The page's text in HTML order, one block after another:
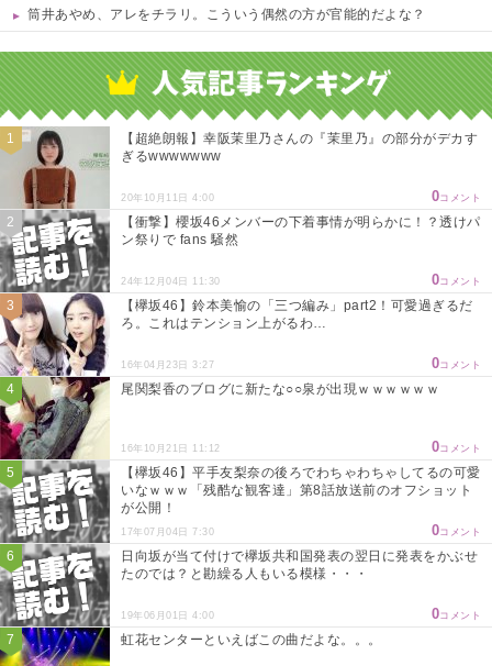
筒井あやめ、アレをチラリ。こういう偶然の方が官能的だよな？
【超絶朗報】幸阪茉里乃さんの『茉里乃』の部分がデカす
ぎるwwwwwww
20年10月11日 4:00 0コメント
【衝撃】櫻坂46メンバーの下着事情が明らかに！？透けパ
ン祭りで fans 騒然
24年12月04日 11:30 0コメント
【欅坂46】鈴本美愉の「三つ編み」part2！可愛過ぎるだ
ろ。これはテンション上がるわ…
16年04月23日 3:27 0コメント
尾関梨香のブログに新たな○○泉が出現ｗｗｗｗｗｗ
16年10月21日 11:12 0コメント
【欅坂46】平手友梨奈の後ろでわちゃわちゃしてるの可愛
いなｗｗｗ「残酷な観客達」第8話放送前のオフショット
が公開！
17年07月04日 7:30 0コメント
日向坂が当て付けで欅坂共和国発表の翌日に発表をかぶせ
たのでは？と勘繰る人もいる模様・・・
19年06月01日 4:00 0コメント
虹花センターといえばこの曲だよな。。。